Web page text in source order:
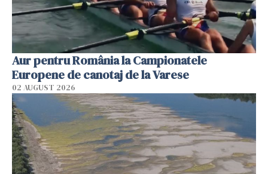
Aur pentru România la Campionatele
Europene de canotaj de la Varese
02 AUGUST 2026